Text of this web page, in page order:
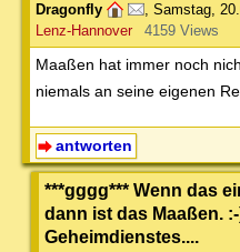
Dragonfly , Samstag,
Lenz-Hannover
4159 Views
Maaßen hat immer noch
niemals an seine eigenen
antworten
***gggg*** Wenn das
dann ist das Maaßen.
Geheimdienstes....